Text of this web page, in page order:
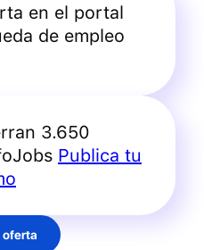
en el portal
de empleo
3.650
Publica tu
oferta